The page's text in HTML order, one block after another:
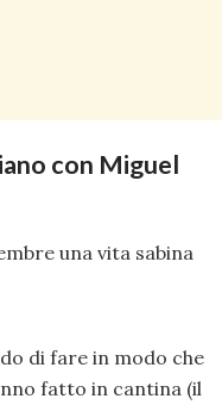
con Miguel
di fare in modo che
fatto in cantina (il